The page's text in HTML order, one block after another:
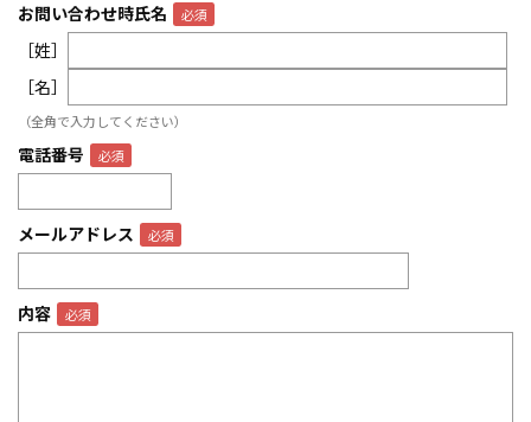
お問い合わせ時氏名
［姓］
［名］
（全角で入力してください）
電話番号
メールアドレス
内容